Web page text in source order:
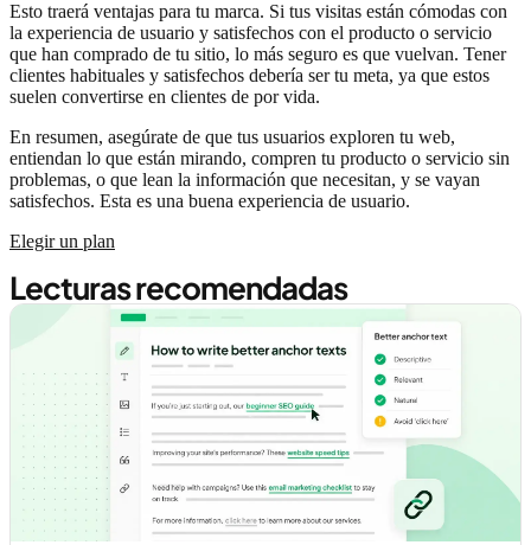
Esto traerá ventajas para tu marca. Si tus visitas están cómodas con
la experiencia de usuario y satisfechos con el producto o servicio
que han comprado de tu sitio, lo más seguro es que vuelvan. Tener
clientes habituales y satisfechos debería ser tu meta, ya que estos
suelen convertirse en clientes de por vida.
En resumen, asegúrate de que tus usuarios exploren tu web,
entiendan lo que están mirando, compren tu producto o servicio sin
problemas, o que lean la información que necesitan, y se vayan
satisfechos. Esta es una buena experiencia de usuario.
Elegir un plan
Lecturas recomendadas